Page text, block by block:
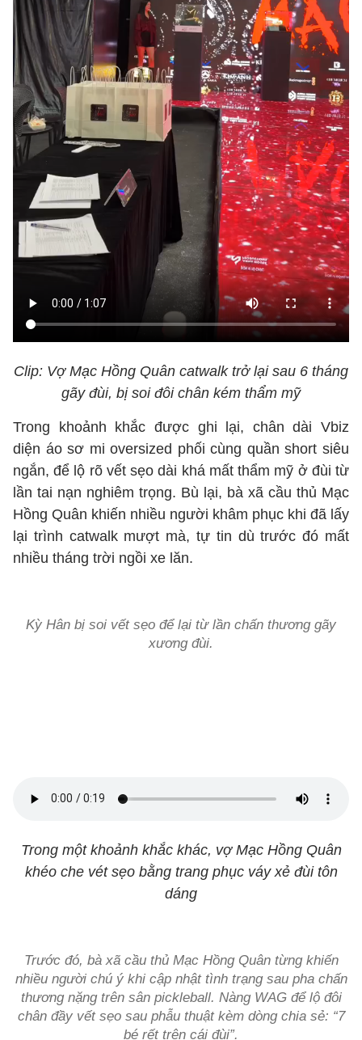
Clip: Vợ Mạc Hồng Quân catwalk trở lại sau 6 tháng
gãy đùi, bị soi đôi chân kém thẩm mỹ
Trong khoảnh khắc được ghi lại, chân dài Vbiz
diện áo sơ mi oversized phối cùng quần short siêu
ngắn, để lộ rõ vết sẹo dài khá mất thẩm mỹ ở đùi từ
lần tai nạn nghiêm trọng. Bù lại, bà xã cầu thủ Mạc
Hồng Quân khiến nhiều người khâm phục khi đã lấy
lại trình catwalk mượt mà, tự tin dù trước đó mất
nhiều tháng trời ngồi xe lăn.
Kỳ Hân bị soi vết sẹo để lại từ lần chấn thương gãy
xương đùi.
Trong một khoảnh khắc khác, vợ Mạc Hồng Quân
khéo che vét sẹo bằng trang phục váy xẻ đùi tôn
dáng
Trước đó, bà xã cầu thủ Mạc Hồng Quân từng khiến
nhiều người chú ý khi cập nhật tình trạng sau pha chấn
thương nặng trên sân pickleball. Nàng WAG để lộ đôi
chân đầy vết sẹo sau phẫu thuật kèm dòng chia sẻ: “7
bé rết trên cái đùi”.